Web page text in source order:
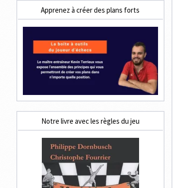
Apprenez à créer des plans forts
Notre livre avec les règles du jeu